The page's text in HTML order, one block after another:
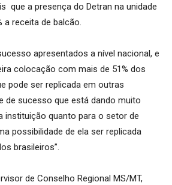
que a presença do Detran na unidade
a receita de balcão.
apresentados a nível nacional, e
colocação com mais de 51% dos
pode ser replicada em outras
de sucesso que está dando muito
instituição quanto para o setor de
possibilidade de ela ser replicada
brasileiros”.
de Conselho Regional MS/MT,